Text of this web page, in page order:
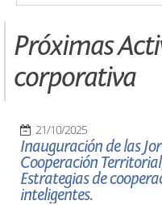
Próximas
corporativa
21/10/2025
Inauguración de las
Cooperación
Estrategias de
inteligentes.